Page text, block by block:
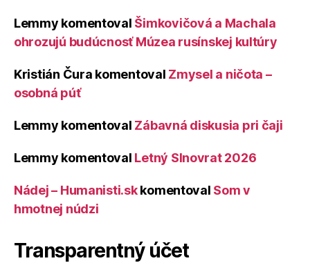
Lemmy komentoval Šimkovičová a Machala
ohrozujú budúcnosť Múzea rusínskej kultúry
Kristián Čura komentoval Zmysel a ničota –
osobná púť
Lemmy komentoval Zábavná diskusia pri čaji
Lemmy komentoval Letný Slnovrat 2026
Nádej – Humanisti.skkomentoval Som v
hmotnej núdzi
Transparentný účet